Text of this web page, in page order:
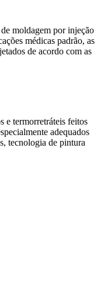
moldagem por injeção
médicas padrão, as
de acordo com as
e termorretráteis feitos
adequados
tecnologia de pintura